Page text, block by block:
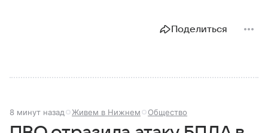
Поделиться
8 минут назад Живем в Нижнем Общество